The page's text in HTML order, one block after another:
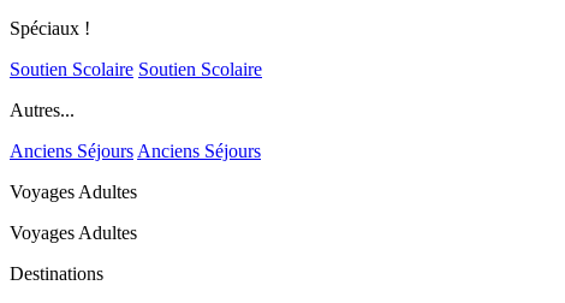
Spéciaux !
Soutien Scolaire Soutien Scolaire
Autres...
Anciens SéjoursAnciens Séjours
Voyages Adultes
Voyages Adultes
Destinations